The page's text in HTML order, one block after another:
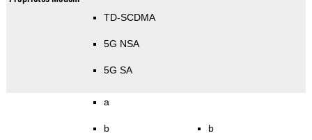
TD-SCDMA
5G NSA
5G SA
a
b b